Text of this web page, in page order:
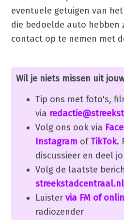
eventuele getuigen van
die bedoelde auto hebben
contact op te nemen met
Wil je niets missen uit
Tip ons met foto's,
via
Volg ons ook via
Instagram ofTikTok.
discussieer en deel
Volg de laatste
streekstadcentraal.nl
Luister via FM of
radiozender